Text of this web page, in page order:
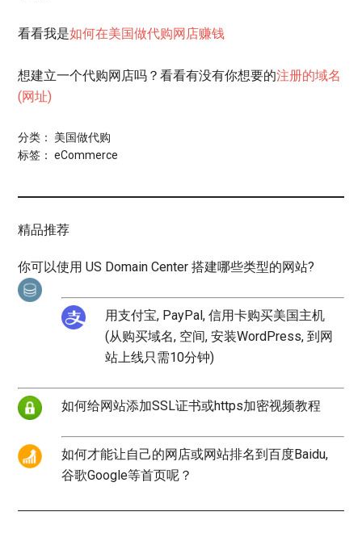
看看我是如何在美国做代购网店赚钱
想建立一个代购网店吗？看看有没有你想要的注册的域名
(网址)
分类： 美国做代购
标签：eCommerce
精品推荐
你可以使用 US Domain Center 搭建哪些类型的网站?
用支付宝, PayPal, 信用卡购买美国主机
(从购买域名, 空间, 安装WordPress, 到网
站上线只需10分钟)
如何给网站添加SSL证书或https加密视频教程
如何才能让自己的网店或网站排名到百度Baidu,
谷歌Google等首页呢？